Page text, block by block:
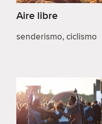
Aire libre
senderismo, ciclismo